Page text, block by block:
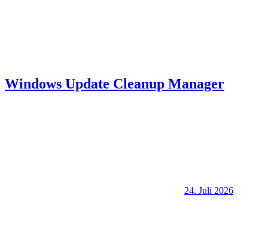
Windows Update Cleanup Manager
24. Juli 2026